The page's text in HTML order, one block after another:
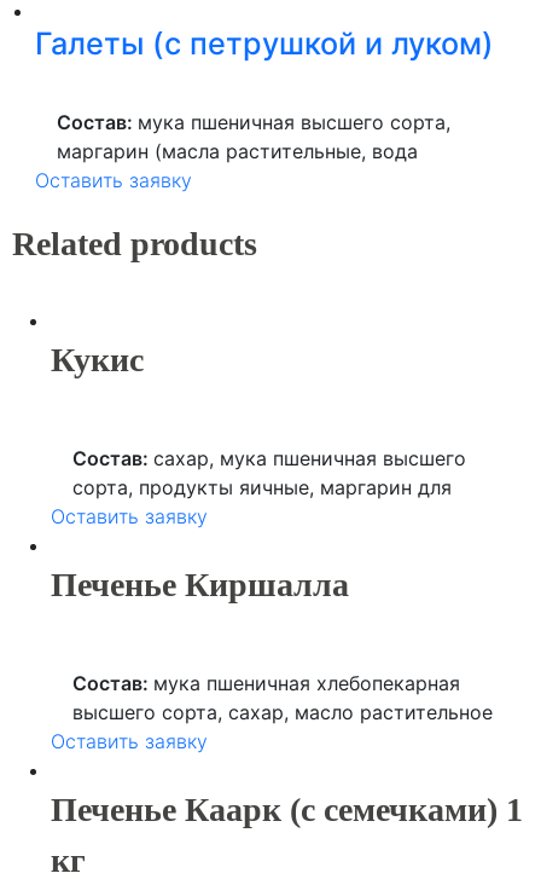
чеснок, соль.
базилик.
Галеты (с петрушкой и луком)
Состав: мука пшеничная высшего сорта,
маргарин (масла растительные, вода
питьевая, лецитин), лимонная кислота,
сахар, специи.
Оставить заявку
Related products
Кукис
Состав: сахар, мука пшеничная высшего
сорта, продукты яичные, маргарин для
выпечки (рафинированные
натуральном и модифицированном виде, в
том числе соевое, вода, соль, лимонная
(разрыхлитель, мука пшеничная, крахмал
пшеничный), глазурь кондитерская белая
(сахар, заменитель какао-масла, молоко
сыворотка), изюм, овсяные хлопья, клюква
сушеная, кокосовая стружка.
Оставить заявку
Печенье Киршалла
Состав: мука пшеничная хлебопекарная
высшего сорта, сахар, масло растительное
(кокосовое), кунжут, специя (куркума),
кислотности (лимонная кислота). Возможно
наличие следов орехов, арахиса, сои
(лецитина), белков молока, яиц и продуктов
Оставить заявку
Печенье Каарк (с семечками) 1
кг